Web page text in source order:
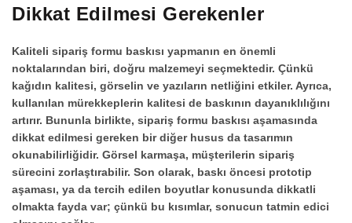
Dikkat Edilmesi Gerekenler
Kaliteli sipariş formu baskısı yapmanın en önemli
noktalarından biri, doğru malzemeyi seçmektedir. Çünkü
kağıdın kalitesi, görselin ve yazıların netliğini etkiler. Ayrıca,
kullanılan mürekkeplerin kalitesi de baskının dayanıklılığını
artırır. Bununla birlikte, sipariş formu baskısı aşamasında
dikkat edilmesi gereken bir diğer husus da tasarımın
okunabilirliğidir. Görsel karmaşa, müşterilerin sipariş
sürecini zorlaştırabilir. Son olarak, baskı öncesi prototip
aşaması, ya da tercih edilen boyutlar konusunda dikkatli
olmakta fayda var; çünkü bu kısımlar, sonucun tatmin edici